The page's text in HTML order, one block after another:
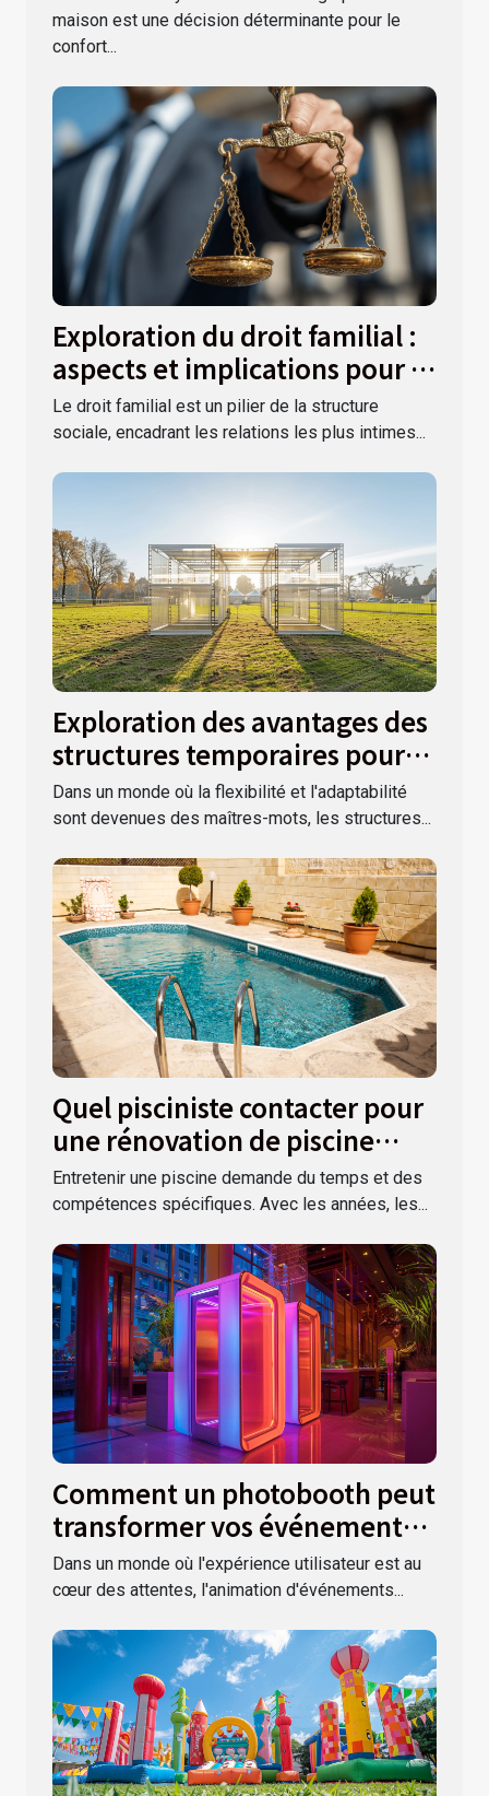
maison est une décision déterminante pour le
confort...
Exploration du droit familial :
aspects et implications pour la
société
Le droit familial est un pilier de la structure
sociale, encadrant les relations les plus intimes...
Exploration des avantages des
structures temporaires pour
événements extérieurs
Dans un monde où la flexibilité et l'adaptabilité
sont devenues des maîtres-mots, les structures...
Quel pisciniste contacter pour
une rénovation de piscine
dans le Var ?
Entretenir une piscine demande du temps et des
compétences spécifiques. Avec les années, les...
Comment un photobooth peut
transformer vos événements
spéciaux
Dans un monde où l'expérience utilisateur est au
cœur des attentes, l'animation d'événements...